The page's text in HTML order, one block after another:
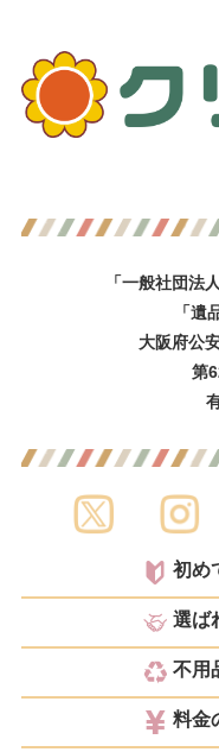
「一般社団法
「遺
大阪府公
第
初め
選ば
不用
料金